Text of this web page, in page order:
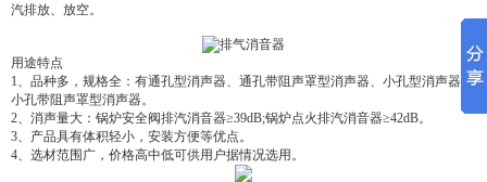
汽排放、放空。
用途特点
1、品种多，规格全：有通孔型消声器、通孔带阻声罩型消声器、小孔型消声器、
小孔带阻声罩型消声器。
2、消声量大：锅炉安全阀排汽消音器≥39dB;锅炉点火排汽消音器≥42dB。
3、产品具有体积轻小，安装方便等优点。
4、选材范围广，价格高中低可供用户据情况选用。